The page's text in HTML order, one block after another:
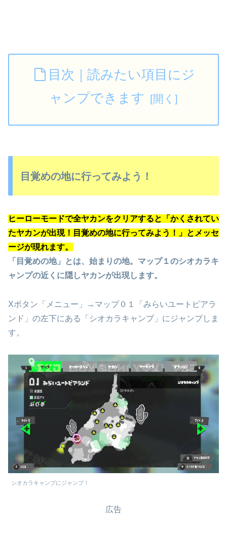
目次｜読みたい項目にジ
ャンプできます
目覚めの地に行ってみよう！
ヒーローモードで全ヤカンをクリアすると「かくされてい
たヤカンが出現！目覚めの地に行ってみよう！」とメッセ
ージが現れます。
「目覚めの地」とは、始まりの地。マップ１のシオカラキ
ャンプの近くに隠しヤカンが出現します。
Xボタン「メニュー」→マップ０１「みらいユートピアラ
ンド」の左下にある「シオカラキャンプ」にジャンプしま
す。
シオカラキャンプにジャンプ！
広告